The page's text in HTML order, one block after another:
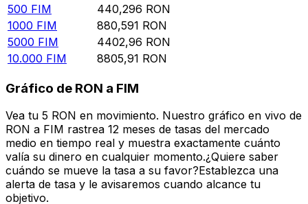
500 FIM 440,296 RON
1000 FIM 880,591 RON
5000 FIM 4402,96 RON
10.000 FIM 8805,91 RON
Gráfico de RON a FIM
Vea tu 5 RON en movimiento. Nuestro gráfico en vivo de
RON a FIM rastrea 12 meses de tasas del mercado
medio en tiempo real y muestra exactamente cuánto
valía su dinero en cualquier momento.¿Quiere saber
cuándo se mueve la tasa a su favor?Establezca una
alerta de tasa y le avisaremos cuando alcance tu
objetivo.